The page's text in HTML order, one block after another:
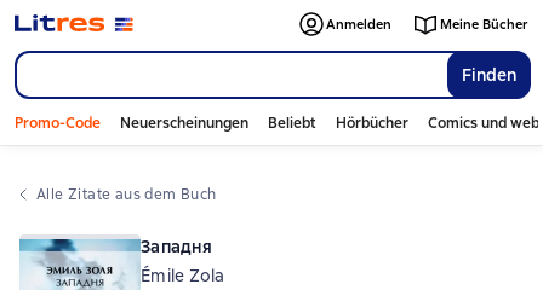
Finden
Anmelden Meine Bücher
Promo-Code Neuerscheinungen Beliebt Hörbücher Comics und
Alle Zitate aus dem Buch
Западня
Émile Zola